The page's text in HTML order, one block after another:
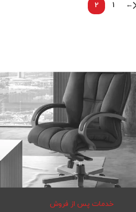
←
1
2
خدمات پس از فروش